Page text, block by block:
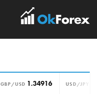
GBP/USD 1.34916 USD/JPY